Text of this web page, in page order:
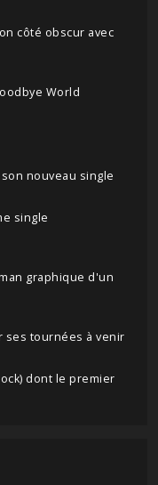
côté obscur avec
World
nouveau single
single
graphique d'un
ses tournées à venir
dont le premier